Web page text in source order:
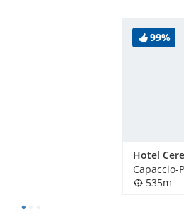
99%
Hotel
Capaccio-
535m